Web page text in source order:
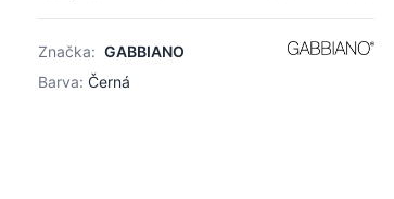
Značka: GABBIANO
Barva: Černá